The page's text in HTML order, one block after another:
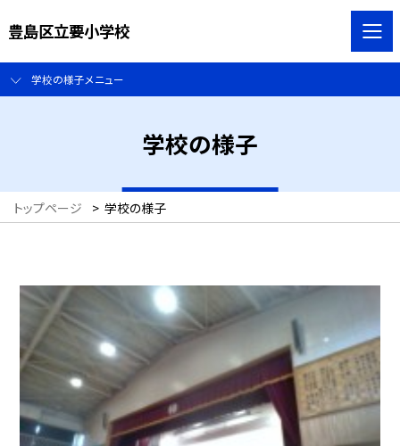
豊島区立要小学校
学校の様子メニュー
学校の様子
トップページ > 学校の様子